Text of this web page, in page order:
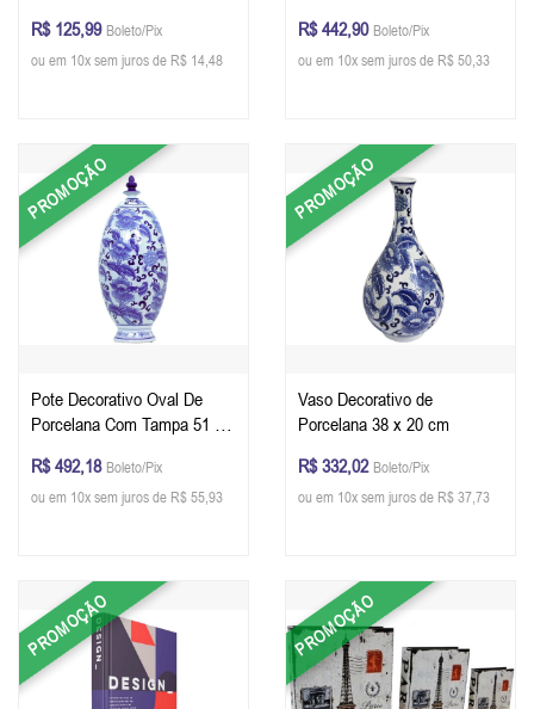
33 x 21 x 3 cm
R$ 125,99 Boleto/Pix
ou em 10x sem juros de R$ 14,48
R$ 442,90 Boleto/Pix
ou em 10x sem juros de R$ 50,33
PROMOÇÃO
Pote Decorativo Oval De
Porcelana Com Tampa 51 x
R$ 492,18 Boleto/Pix
ou em 10x sem juros de R$ 55,93
PROMOÇÃO
Vaso Decorativo de
Porcelana 38 x 20 cm
R$ 332,02 Boleto/Pix
ou em 10x sem juros de R$ 37,73
PROMOÇÃO PROMOÇÃO